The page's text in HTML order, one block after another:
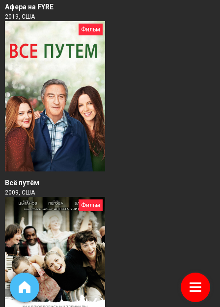
Афера на FYRE
2019, США
Фильм
Всё путём
2009, США
Фильм